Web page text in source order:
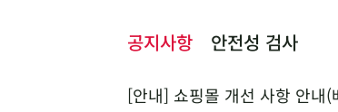
공지사항 안전성 검사
[안내] 쇼핑몰 개선 사항 안내